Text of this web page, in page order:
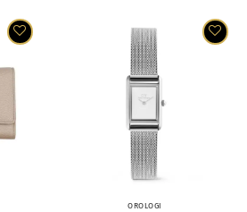
OROLOGI